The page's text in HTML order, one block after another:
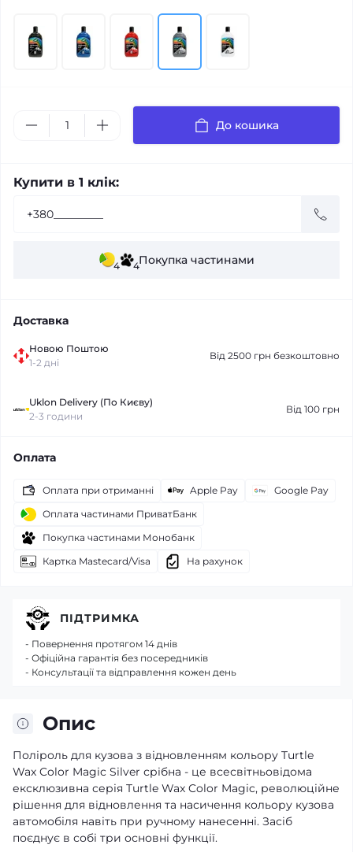
До кошика
Купити в 1 клік:
4 4Покупка частинами
Доставка
Новою Поштою
1-2 дні
Від 2500 грн безкоштовно
Uklon Delivery (По Києву)
2-3 години
Від 100 грн
Оплата
Оплата при отриманні Apple Pay
Google Pay
Оплата частинами ПриватБанк
Покупка частинами Монобанк
Картка Mastecard/Visa
На рахунок
Опис
Поліроль для кузова з відновленням кольору Turtle
Wax Color Magic Silver срібна - це всесвітньовідома
ексклюзивна серія Turtle Wax Color Magic, революційне
рішення для відновлення та насичення кольору кузова
автомобіля навіть при ручному нанесенні. Засіб
поєднує в собі три основні функції.
ПІДТРИМКА
- Повернення протягом 14 днів
- Офіційна гарантія без посередників
- Консультації та відправлення кожен день